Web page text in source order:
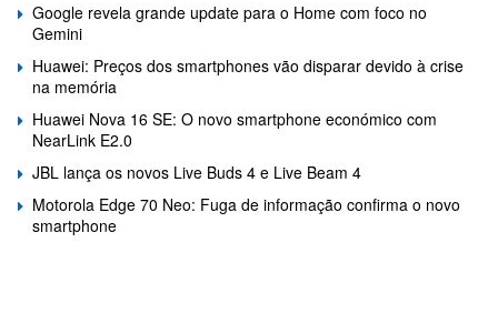
Google revela grande update para o Home com foco no
Gemini
Huawei: Preços dos smartphones vão disparar devido à crise
na memória
Huawei Nova 16 SE: O novo smartphone económico com
NearLink E2.0
JBL lança os novos Live Buds 4 e Live Beam 4
Motorola Edge 70 Neo: Fuga de informação confirma o novo
smartphone